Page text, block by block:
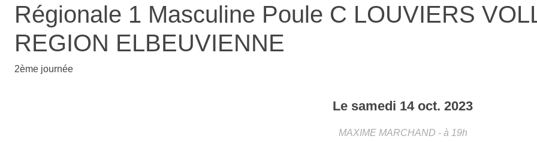
Régionale 1 Masculine Poule C LOUVIERS
REGION ELBEUVIENNE
2ème journée
Le samedi 14 oct. 2023
MAXIME MARCHAND - à 19h